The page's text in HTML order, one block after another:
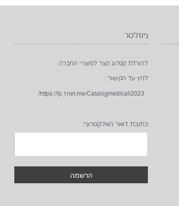
ניוזלטר
להורדת קטלוג קצר למוצרי החברה
לחץ על הקישור :
https://lp.1net.me/Catalogmedicali2023/
כתובת דואר האלקטרוני: